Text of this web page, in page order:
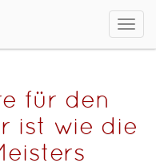
für den
ist wie die